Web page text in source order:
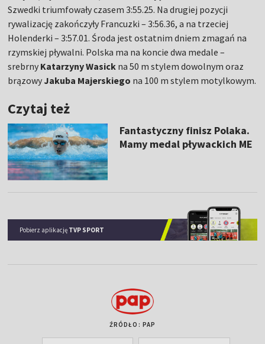
Szwedki triumfowały czasem 3:55.25. Na drugiej pozycji
rywalizację zakończyły Francuzki – 3:56.36, a na trzeciej
Holenderki – 3:57.01. Środa jest ostatnim dniem zmagań na
rzymskiej pływalni. Polska ma na koncie dwa medale –
srebrny Katarzyny Wasick na 50 m stylem dowolnym oraz
brązowy Jakuba Majerskiego na 100 m stylem motylkowym.
Czytaj też
Fantastyczny finisz Polaka.
Mamy medal pływackich ME
Pobierz aplikację TVP SPORT
ŹRÓDŁO: PAP